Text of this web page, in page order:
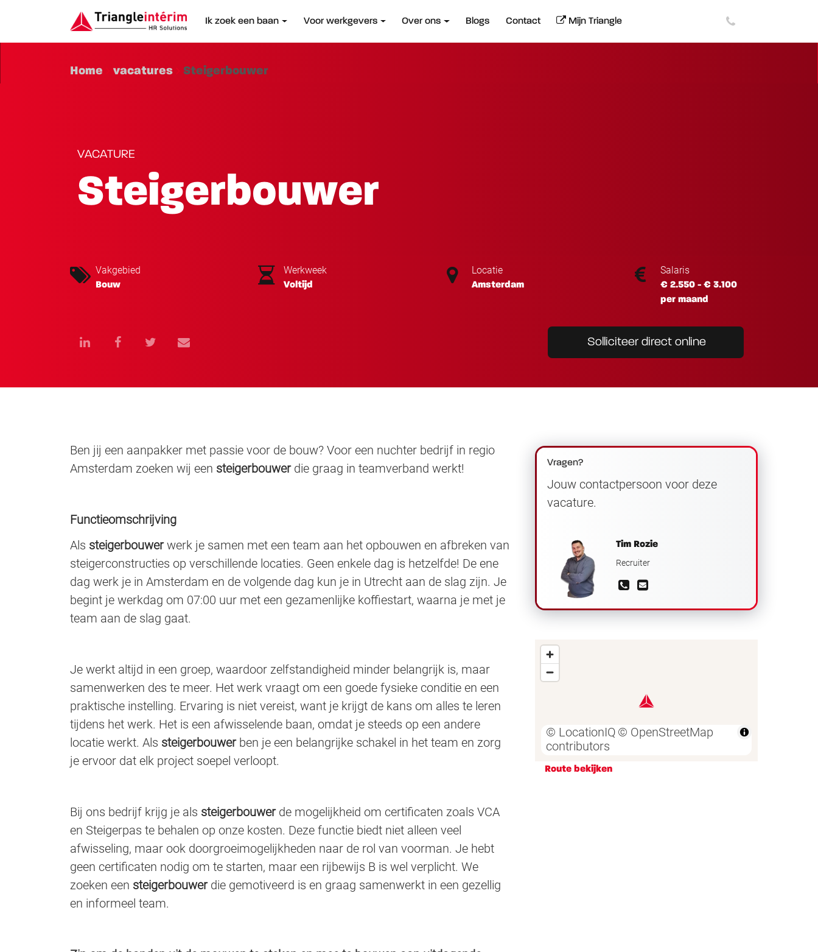
Ik zoek een baan Voor werkgevers Over ons Blogs Contact Mijn Triangle
Home vacatures Steigerbouwer
VACATURE
Steigerbouwer
Vakgebied
Bouw
Werkweek
Voltijd
Locatie
Amsterdam
Salaris
€ 2.550 - € 3.100
per maand
Solliciteer direct online
Ben jij een aanpakker met passie voor de bouw? Voor een nuchter bedrijf in regio
Amsterdam zoeken wij een steigerbouwerdie graag in teamverband werkt!
Functieomschrijving
Als steigerbouwerwerk je samen met een team aan het opbouwen en afbreken van
steigerconstructies op verschillende locaties. Geen enkele dag is hetzelfde! De ene
dag werk je in Amsterdam en de volgende dag kun je in Utrecht aan de slag zijn. Je
begint je werkdag om 07:00 uur met een gezamenlijke koffiestart, waarna je met je
team aan de slag gaat.
Je werkt altijd in een groep, waardoor zelfstandigheid minder belangrijk is, maar
samenwerken des te meer. Het werk vraagt om een goede fysieke conditie en een
praktische instelling. Ervaring is niet vereist, want je krijgt de kans om alles te leren
tijdens het werk. Het is een afwisselende baan, omdat je steeds op een andere
locatie werkt. Als steigerbouwerben je een belangrijke schakel in het team en zorg
je ervoor dat elk project soepel verloopt.
Bij ons bedrijf krijg je als steigerbouwerde mogelijkheid om certificaten zoals VCA
en Steigerpas te behalen op onze kosten. Deze functie biedt niet alleen veel
afwisseling, maar ook doorgroeimogelijkheden naar de rol van voorman. Je hebt
geen certificaten nodig om te starten, maar een rijbewijs B is wel verplicht. We
zoeken een steigerbouwerdie gemotiveerd is en graag samenwerkt in een gezellig
en informeel team.
Vragen?
Jouw contactpersoon voor deze
vacature.
Tim Rozie
Recruiter
Route bekijken